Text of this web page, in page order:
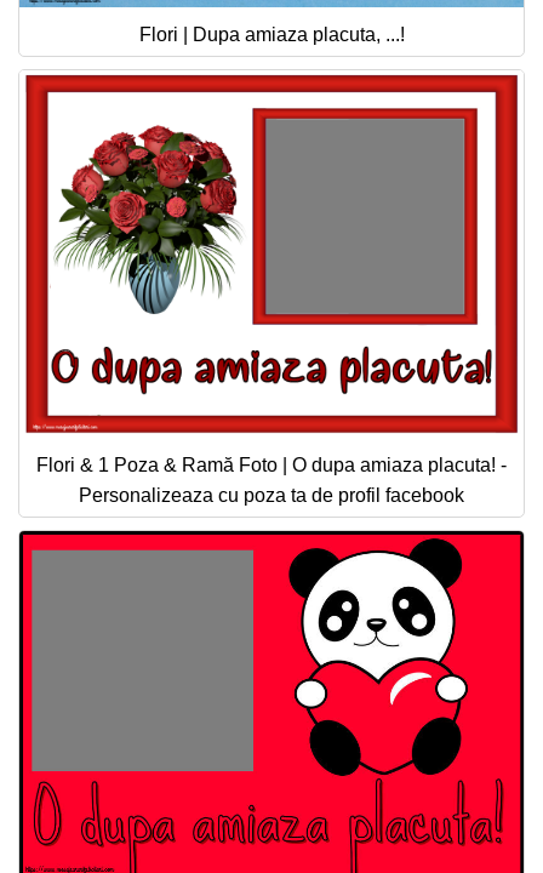
Flori | Dupa amiaza placuta, ...!
Flori & 1 Poza & Ramă Foto | O dupa amiaza placuta! -
Personalizeaza cu poza ta de profil facebook